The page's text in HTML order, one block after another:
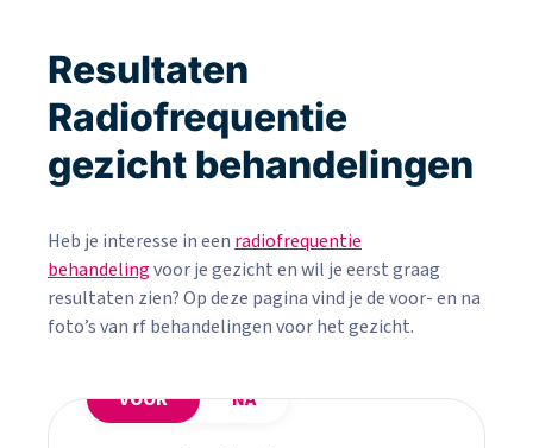
Resultaten
Radiofrequentie
gezicht behandelingen
Heb je interesse in een radiofrequentie
behandelingvoor je gezicht en wil je eerst graag
resultaten zien? Op deze pagina vind je de voor- en na
foto’s van rf behandelingen voor het gezicht.
VOOR NA